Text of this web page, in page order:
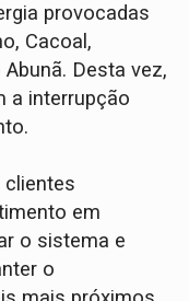
provocadas
Cacoal,
Desta vez,
a interrupção
clientes
em
o sistema e
o